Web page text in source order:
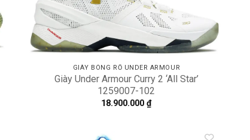
GIÀY BÓNG RỔ UNDER ARMOUR
Giày Under Armour Curry 2 ‘All Star’
1259007-102
18.900.000₫